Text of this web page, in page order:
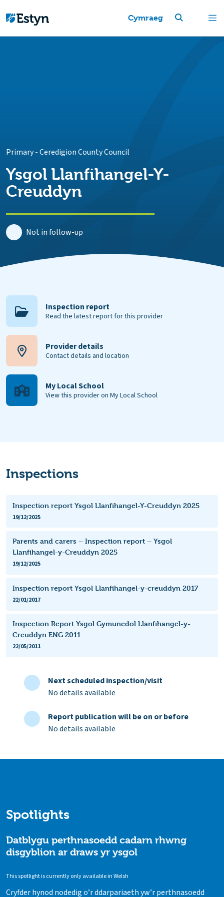
Cymraeg
Primary-Ceredigion County Council
Ysgol Llanfihangel-Y-
Creuddyn
Not in follow-up
Inspection report
Read the latest report for this provider
Provider details
Contact details and location
My Local School
View this provider on My Local School
Inspections
Inspection report Ysgol Llanfihangel-Y-Creuddyn 2025
19/12/2025
Parents and carers – Inspection report – Ysgol
Llanfihangel-y-Creuddyn 2025
19/12/2025
Inspection report Ysgol Llanfihangel-y-creuddyn 2017
22/01/2017
Inspection Report Ysgol Gymunedol Llanfihangel-y-
Creuddyn ENG 2011
22/05/2011
Next scheduled inspection/visit
No details available
Report publication will be on or before
No details available
Spotlights
Datblygu perthnasoedd cadarn rhwng
disgyblion ar draws yr ysgol
This spotlight is currently only available in Welsh
Cryfder hynod nodedig o’r ddarpariaeth yw’r perthnasoedd